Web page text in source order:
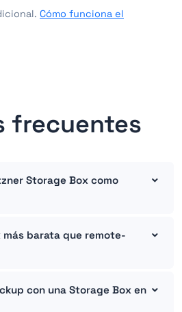
Cómo funciona el
frecuentes
Storage Box como
más barata que remote-
con una Storage Box en